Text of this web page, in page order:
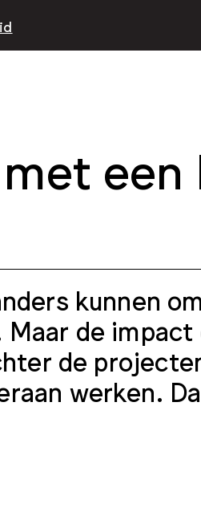
een
kunnen
de
de
werken.